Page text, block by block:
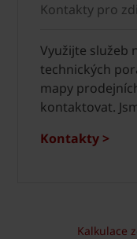
Kontakty pro
Využijte služeb
technických
mapy
kontaktovat.
Kontakty >
Kalkulace